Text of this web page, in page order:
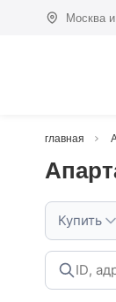
Москва
главная
Купить